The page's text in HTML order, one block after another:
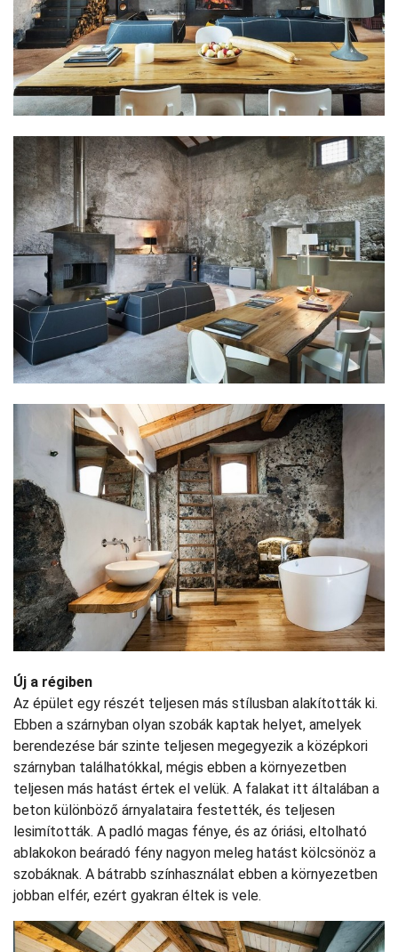
Új a régiben
Az épület egy részét teljesen más stílusban alakították ki.
Ebben a szárnyban olyan szobák kaptak helyet, amelyek
berendezése bár szinte teljesen megegyezik a középkori
szárnyban találhatókkal, mégis ebben a környezetben
teljesen más hatást értek el velük. A falakat itt általában a
beton különböző árnyalataira festették, és teljesen
lesimították. A padló magas fénye, és az óriási, eltolható
ablakokon beáradó fény nagyon meleg hatást kölcsönöz a
szobáknak. A bátrabb színhasználat ebben a környezetben
jobban elfér, ezért gyakran éltek is vele.